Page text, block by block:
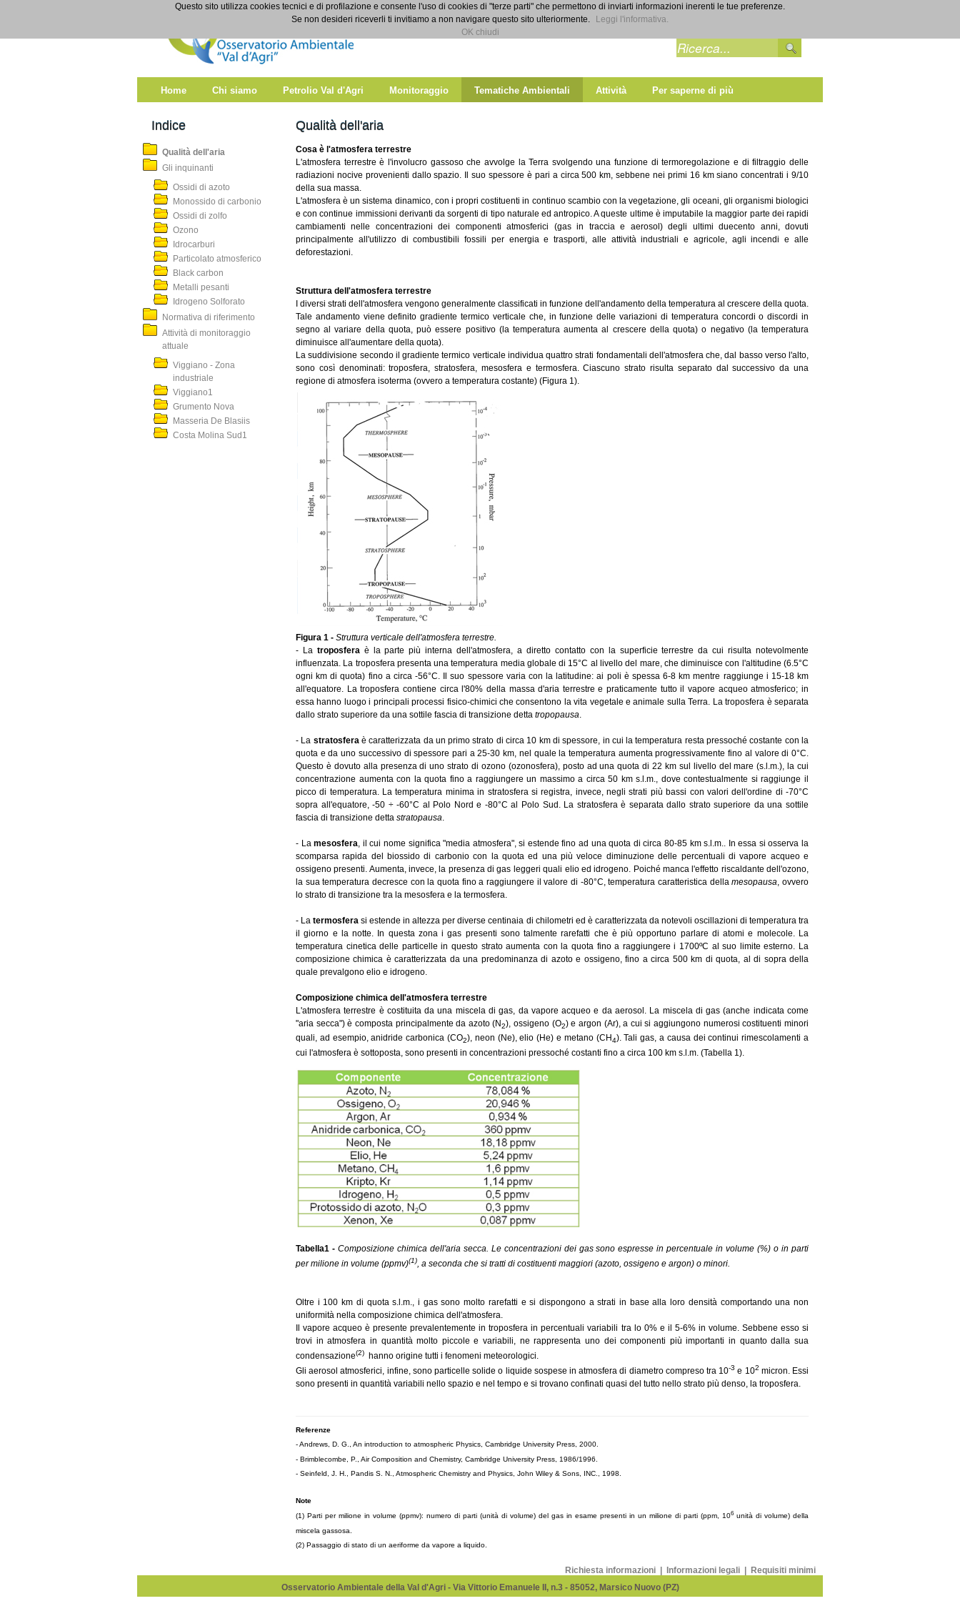
Qualità dell'aria
Home Chi siamo Petrolio Val d'Agri Monitoraggio Tematiche Ambientali Attività Per saperne di più
Indice
Qualità dell'aria
Gli inquinanti
Ossidi di azoto
Monossido di carbonio
Ossidi di zolfo
Ozono
Idrocarburi
Particolato atmosferico
Black carbon
Metalli pesanti
Idrogeno Solforato
Normativa di riferimento
Attività di monitoraggio
attuale
Viggiano - Zona
industriale
Viggiano1
Grumento Nova
Masseria De Blasiis
Costa Molina Sud1
Qualità dell'aria
Cosa è l'atmosfera terrestre
L'atmosfera terrestre è l'involucro gassoso che avvolge la Terra svolgendo una funzione di termoregolazione e di filtraggio delle
radiazioni nocive provenienti dallo spazio. Il suo spessore è pari a circa 500 km, sebbene nei primi 16 km siano concentrati i 9/10
della sua massa.
L'atmosfera è un sistema dinamico, con i propri costituenti in continuo scambio con la vegetazione, gli oceani, gli organismi biologici
e con continue immissioni derivanti da sorgenti di tipo naturale ed antropico. A queste ultime è imputabile la maggior parte dei rapidi
cambiamenti nelle concentrazioni dei componenti atmosferici (gas in traccia e aerosol) degli ultimi duecento anni, dovuti
principalmente all'utilizzo di combustibili fossili per energia e trasporti, alle attività industriali e agricole, agli incendi e alle
deforestazioni.
Struttura dell'atmosfera terrestre
I diversi strati dell'atmosfera vengono generalmente classificati in funzione dell'andamento della temperatura al crescere della quota.
Tale andamento viene definito gradiente termico verticale che, in funzione delle variazioni di temperatura concordi o discordi in
segno al variare della quota, può essere positivo (la temperatura aumenta al crescere della quota) o negativo (la temperatura
diminuisce all'aumentare della quota).
La suddivisione secondo il gradiente termico verticale individua quattro strati fondamentali dell'atmosfera che, dal basso verso l'alto,
sono così denominati: troposfera, stratosfera, mesosfera e termosfera. Ciascuno strato risulta separato dal successivo da una
regione di atmosfera isoterma (ovvero a temperatura costante) (Figura 1).
Figura 1 - Struttura verticale dell'atmosfera terrestre.
- Latroposfera è la parte più interna dell'atmosfera, a diretto contatto con la superficie terrestre da cui risulta notevolmente
influenzata. La troposfera presenta una temperatura media globale di 15°C al livello del mare, che diminuisce con l'altitudine (6.5°C
ogni km di quota) fino a circa -56°C. Il suo spessore varia con la latitudine: ai poli è spessa 6-8 km mentre raggiunge i 15-18 km
all'equatore. La troposfera contiene circa l'80% della massa d'aria terrestre e praticamente tutto il vapore acqueo atmosferico; in
essa hanno luogo i principali processi fisico-chimici che consentono la vita vegetale e animale sulla Terra. La troposfera è separata
dallo strato superiore da una sottile fascia di transizione detta tropopausa.
- La stratosferaè caratterizzata da un primo strato di circa 10 km di spessore, in cui la temperatura resta pressoché costante con la
quota e da uno successivo di spessore pari a 25-30 km, nel quale la temperatura aumenta progressivamente fino al valore di 0°C.
Questo è dovuto alla presenza di uno strato di ozono (ozonosfera), posto ad una quota di 22 km sul livello del mare (s.l.m.), la cui
concentrazione aumenta con la quota fino a raggiungere un massimo a circa 50 km s.l.m., dove contestualmente si raggiunge il
picco di temperatura. La temperatura minima in stratosfera si registra, invece, negli strati più bassi con valori dell'ordine di -70°C
sopra all'equatore, -50 ÷ -60°C al Polo Nord e -80°C al Polo Sud. La stratosfera è separata dallo strato superiore da una sottile
fascia di transizione detta stratopausa.
- Lamesosfera, il cui nome significa "media atmosfera", si estende fino ad una quota di circa 80-85 km s.l.m.. In essa si osserva la
scomparsa rapida del biossido di carbonio con la quota ed una più veloce diminuzione delle percentuali di vapore acqueo e
ossigeno presenti. Aumenta, invece, la presenza di gas leggeri quali elio ed idrogeno. Poiché manca l'effetto riscaldante dell'ozono,
la sua temperatura decresce con la quota fino a raggiungere il valore di -80°C, temperatura caratteristica dellamesopausa, ovvero
lo strato di transizione tra la mesosfera e la termosfera.
- La termosfera si estende in altezza per diverse centinaia di chilometri ed è caratterizzata da notevoli oscillazioni di temperatura tra
il giorno e la notte. In questa zona i gas presenti sono talmente rarefatti che è più opportuno parlare di atomi e molecole. La
temperatura cinetica delle particelle in questo strato aumenta con la quota fino a raggiungere i 1700ºC al suo limite esterno. La
composizione chimica è caratterizzata da una predominanza di azoto e ossigeno, fino a circa 500 km di quota, al di sopra della
quale prevalgono elio e idrogeno.
Composizione chimica dell'atmosfera terrestre
L'atmosfera terrestre è costituita da una miscela di gas, da vapore acqueo e da aerosol. La miscela di gas (anche indicata come
"aria secca") è composta principalmente da azoto (N2), ossigeno (O2) e argon (Ar), a cui si aggiungono numerosi costituenti minori
quali, ad esempio, anidride carbonica (CO2), neon (Ne), elio (He) e metano (CH4). Tali gas, a causa dei continui rimescolamenti a
cui l'atmosfera è sottoposta, sono presenti in concentrazioni pressoché costanti fino a circa 100 km s.l.m. (Tabella 1).
Tabella1 - Composizione chimica dell'aria secca. Le concentrazioni dei gas sono espresse in percentuale in volume (%) o in parti
per milione in volume (ppmv)(1) , a seconda che si tratti di costituenti maggiori (azoto, ossigeno e argon) o minori.
Oltre i 100 km di quota s.l.m., i gas sono molto rarefatti e si dispongono a strati in base alla loro densità comportando una non
uniformità nella composizione chimica dell'atmosfera.
Il vapore acqueo è presente prevalentemente in troposfera in percentuali variabili tra lo 0% e il 5-6% in volume. Sebbene esso si
trovi in atmosfera in quantità molto piccole e variabili, ne rappresenta uno dei componenti più importanti in quanto dalla sua
condensazione(2) hanno origine tutti i fenomeni meteorologici.
Gli aerosol atmosferici, infine, sono particelle solide o liquide sospese in atmosfera di diametro compreso tra 10-3 e 102 micron. Essi
sono presenti in quantità variabili nello spazio e nel tempo e si trovano confinati quasi del tutto nello strato più denso, la troposfera.
Referenze
- Andrews, D. G., An introduction to atmospheric Physics, Cambridge University Press, 2000.
- Brimblecombe, P., Air Composition and Chemistry, Cambridge University Press, 1986/1996.
- Seinfeld, J. H., Pandis S. N., Atmospheric Chemistry and Physics, John Wiley & Sons, INC., 1998.
Note
(1) Parti per milione in volume (ppmv): numero di parti (unità di volume) del gas in esame presenti in un milione di parti (ppm, 106 unità di volume) della
miscela gassosa.
(2) Passaggio di stato di un aeriforme da vapore a liquido.
Richiesta informazioni Informazioni legali
Requisiti minimi
Osservatorio Ambientale della Val d'Agri - Via Vittorio Emanuele II, n.3 - 85052, Marsico Nuovo (PZ)
Questo sito utilizza cookies tecnici e di profilazione e consente l'uso di cookies di "terze parti" che permettono di inviarti informazioni inerenti le tue preferenze.
Se non desideri riceverli ti invitiamo a non navigare questo sito ulteriormente.
Leggi l'informativa.
OK chiudi